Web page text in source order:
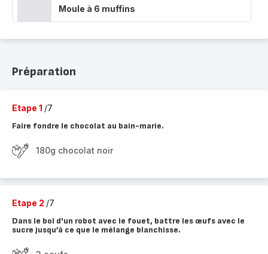
Moule à 6 muffins
Préparation
Etape 1 /7
Faire fondre le chocolat au bain-marie.
180g chocolat noir
Etape 2 /7
Dans le bol d'un robot avec le fouet, battre les œufs avec le
sucre jusqu’à ce que le mélange blanchisse.